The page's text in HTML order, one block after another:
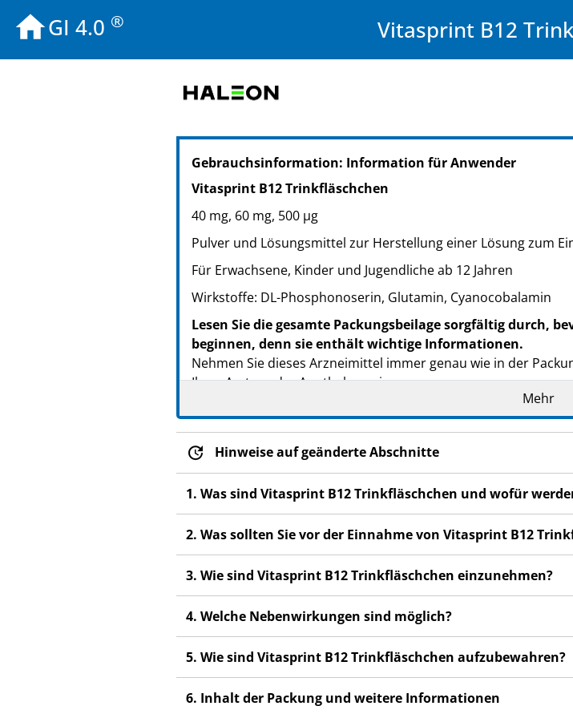
GI 4.0 ® Vitasprint B12
PZN: 04397974
PPN: 110439797482
GTIN: 04260639690683
PPN: 110301412673
PZN: 01843551
PPN: 110184355138
GTIN: 04260639690690
PZN: 01853561
PPN: 110185356155
GTIN: 04260639690706
PZN: 11522457
PPN: 111152245759
PZN: 17674978
PPN: 111767497828
PZN: 01853331
PPN: 110185333107
GTIN: 04260639690720
Gebrauchsinformation: Information für Anwender
Vitasprint B12 Trinkfläschchen
40 mg, 60 mg, 500 µg
Pulver und Lösungsmittel zur Herstellung einer Lösung zum
Für Erwachsene, Kinder und Jugendliche ab 12 Jahren
Wirkstoffe: DL-Phosphonoserin, Glutamin, Cyanocobalamin
Lesen Sie die gesamte Packungsbeilage sorgfältig durch,
beginnen, denn sie enthält wichtige Informationen.
Nehmen Sie dieses Arzneimittel immer genau wie in der
Ihres Arztes oder Apothekers ein.
Fragen Sie Ihren Apotheker, wenn Sie weitere
Wenn Sie Nebenwirkungen bemerken, wenden Sie sich
Nebenwirkungen, die nicht in dieser Packungsbeilage
Wenn Sie sich nicht besser oder gar schlechter fühlen,
Mehr
Hinweise auf geänderte Abschnitte
1. Was sind Vitasprint B12 Trinkfläschchen und wofür
2. Was sollten Sie vor der Einnahme von Vitasprint B12
3. Wie sind Vitasprint B12 Trinkfläschchen einzunehmen?
4. Welche Nebenwirkungen sind möglich?
5. Wie sind Vitasprint B12 Trinkfläschchen aufzubewahren?
6. Inhalt der Packung und weitere Informationen